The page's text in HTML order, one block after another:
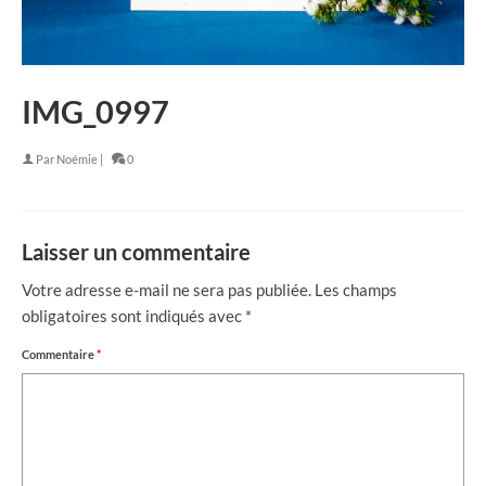
IMG_0997
Par Noémie | 0
Laisser un commentaire
Votre adresse e-mail ne sera pas publiée. Les champs
obligatoires sont indiqués avec *
Commentaire*